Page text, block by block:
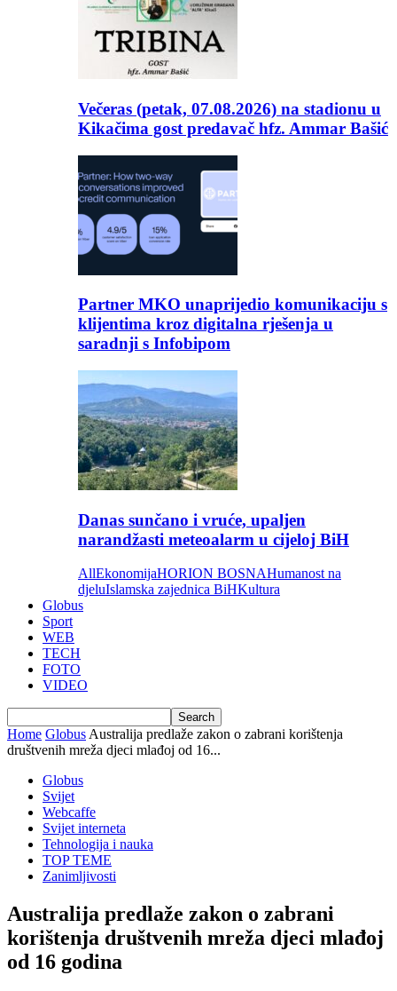
Večeras (petak, 07.08.2026) na stadionu u
Kikačima gost predavač hfz. Ammar Bašić
Partner MKO unaprijedio komunikaciju s
klijentima kroz digitalna rješenja u
saradnji s Infobipom
Danas sunčano i vruće, upaljen
narandžasti meteoalarm u cijeloj BiH
AllEkonomijaHORION BOSNAHumanost na
djeluIslamska zajednica BiHKultura
Globus
Sport
WEB
TECH
FOTO
VIDEO
Home Globus Australija predlaže zakon o zabrani korištenja
društvenih mreža djeci mlađoj od 16...
Globus
Svijet
Webcaffe
Svijet interneta
Tehnologija i nauka
TOP TEME
Zanimljivosti
Australija predlaže zakon o zabrani
korištenja društvenih mreža djeci mlađoj
od 16 godina